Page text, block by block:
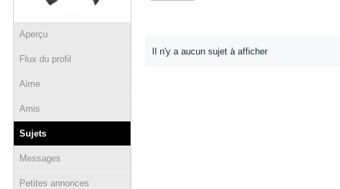
Aperçu
Flux du profil
Aime
Amis
Sujets
Messages
Petites annonces
Il n'y a aucun sujet à afficher